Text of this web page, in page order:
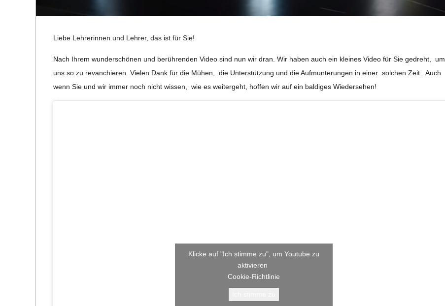
L
D
C
Liebe Leh­re­rin­nen und Leh­rer, das ist für Sie!
Nach Ihrem wun­der­schö­nen und berüh­ren­den Video sind nun wir dran. Wir haben auch ein klei­nes Video für Sie gedreht, um
uns so zu revan­chie­ren. Vie­len Dank für die Mühen, die Unter­stüt­zung und die Auf­mun­te­run­gen in einer sol­chen Zeit. Auch
wenn Sie und wir immer noch nicht wis­sen, wie es wei­ter­geht, hof­fen wir auf ein bal­di­ges Wiedersehen!
Klicke auf "Ich stimme zu", um Youtube zu
aktivieren
Coo­kie-Richt­li­nie